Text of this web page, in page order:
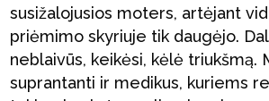
susižalojusios moters, artėjant
priėmimo skyriuje tik daugėjo.
neblaivūs, keikėsi, kėlė triukšmą.
suprantanti ir medikus, kuriems